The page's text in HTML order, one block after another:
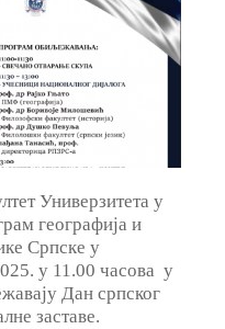
Универзитета у
географија и
Српске у
у 11.00 часова у
Дан српског
заставе.